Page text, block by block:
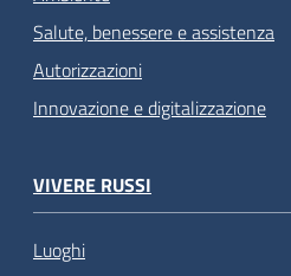
Salute, benessere e assistenza
Autorizzazioni
Innovazione e digitalizzazione
VIVERE RUSSI
Luoghi